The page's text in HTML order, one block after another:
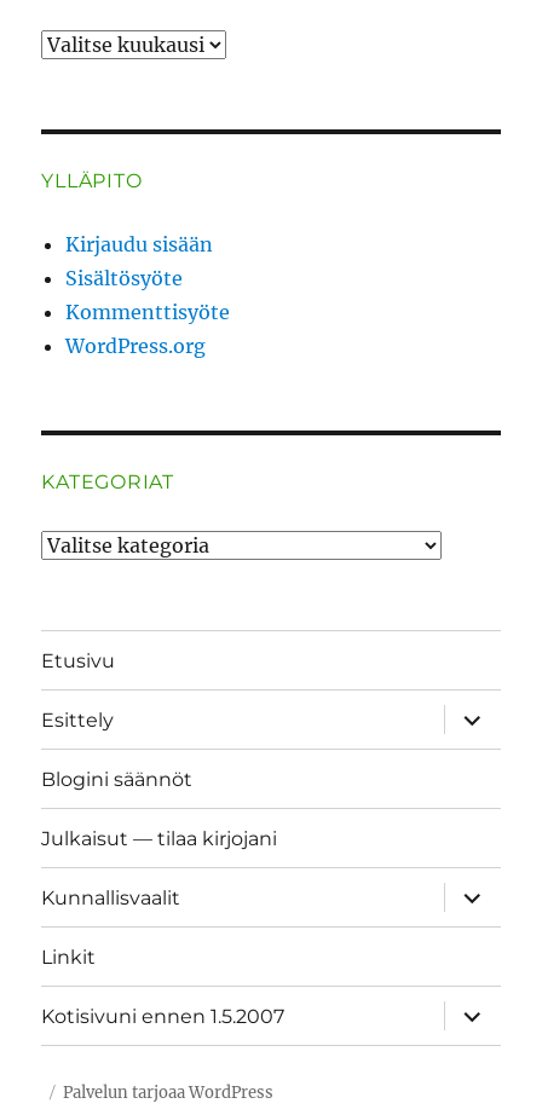
ARKISTO
YLLÄPITO
Kirjaudu sisään
Sisältösyöte
Kommenttisyöte
WordPress.org
KATEGORIAT
Kategoriat
Etusivu
Esittely
näytä
Blogini säännöt
Julkaisut — tilaa kirjojani
Kunnallisvaalit
näytä
Linkit
Kotisivuni ennen 1.5.2007
näytä
Palvelun tarjoaa WordPress